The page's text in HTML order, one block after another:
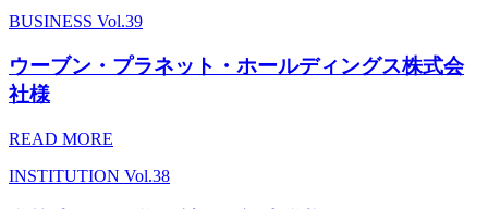
BUSINESS Vol.39
ウーブン・プラネット・ホールディングス株式会
社様
READ MORE
INSTITUTION Vol.38